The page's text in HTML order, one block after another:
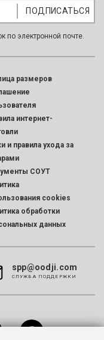
по электронной почте.
размеров
интернет-
и правила ухода за
СОУТ
cookies
обработки
данных
spp@oodji.com
CЛУЖБА ПОДДЕРЖКИ